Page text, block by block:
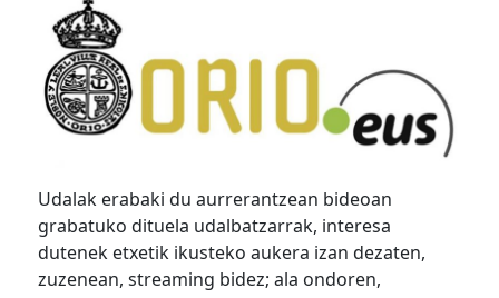
Udalak erabaki du aurrerantzean bideoan
grabatuko dituela udalbatzarrak, interesa
dutenek etxetik ikusteko aukera izan dezaten,
zuzenean, streaming bidez; ala ondoren,